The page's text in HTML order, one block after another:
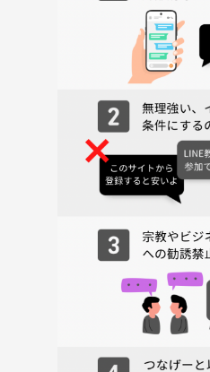
17:30会場へ移動
18:00着火・乾杯予定
18:15焚火飯コース
20:45片付け→解散予定
もう少し詳しいコトはこちらに書い
https://tunagate.com/blogs/
※遅れてこられる方は、わかった時
5分程度でしたら改札口で待ってい
品館あおば駅前店に集合。35分以上
ます。当日メッセージか電話でやり